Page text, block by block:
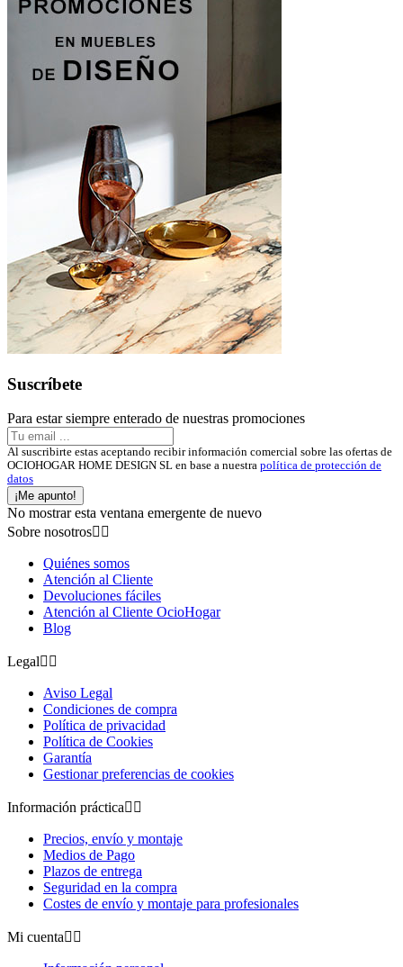
Suscríbete
Para estar siempre enterado de nuestras promociones
Al suscribirte estas aceptando recibir información comercial sobre las ofertas de
OCIOHOGAR HOME DESIGN SL en base a nuestra política de protección de
datos
¡Me apunto!
No mostrar esta ventana emergente de nuevo
Sobre nosotros 
Quiénes somos
Atención al Cliente
Devoluciones fáciles
Atención al Cliente OcioHogar
Blog
Legal 
Aviso Legal
Condiciones de compra
Política de privacidad
Política de Cookies
Garantía
Gestionar preferencias de cookies
Información práctica 
Precios, envío y montaje
Medios de Pago
Plazos de entrega
Seguridad en la compra
Costes de envío y montaje para profesionales
Mi cuenta 